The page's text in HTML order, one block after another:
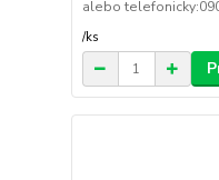
alebo
/ks